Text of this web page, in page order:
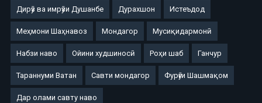
Дирӯз ва имрӯзи Душанбе Дурахшон Истеъдод
Меҳмони Шаҳнавоз Мондагор Мусиқидармонӣ
Набзи наво Ойини худшиносӣ Роҳи шаб Ганчур
Тараннуми Ватан Савти мондагор Фурӯғи Шашмақом
Дар олами савту наво